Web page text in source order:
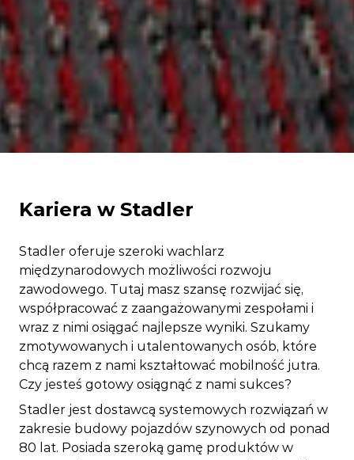
Kariera w Stadler
Stadler oferuje szeroki wachlarz
międzynarodowych możliwości rozwoju
zawodowego. Tutaj masz szansę rozwijać się,
współpracować z zaangażowanymi zespołami i
wraz z nimi osiągać najlepsze wyniki. Szukamy
zmotywowanych i utalentowanych osób, które
chcą razem z nami kształtować mobilność jutra.
Czy jesteś gotowy osiągnąć z nami sukces?
Stadler jest dostawcą systemowych rozwiązań w
zakresie budowy pojazdów szynowych od ponad
80 lat. Posiada szeroką gamę produktów w